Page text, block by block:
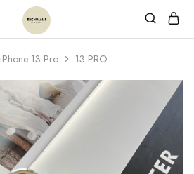
iPhone 13 Pro 13 PRO